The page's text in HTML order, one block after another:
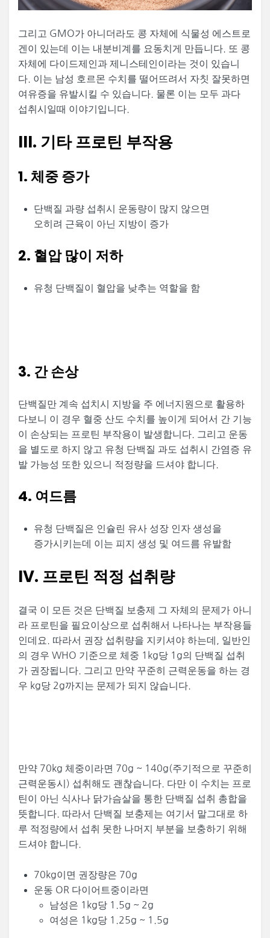
그리고 GMO가 아니더라도 콩 자체에 식물성 에스트로
겐이 있는데 이는 내분비계를 요동치게 만듭니다. 또 콩
자체에 다이드제인과 제니스테인이라는 것이 있습니
다. 이는 남성 호르몬 수치를 떨어뜨려서 자칫 잘못하면
여유증을 유발시킬 수 있습니다. 물론 이는 모두 과다
섭취시일때 이야기입니다.
III. 기타 프로틴 부작용
1. 체중 증가
단백질 과량 섭취시 운동량이 많지 않으면
오히려 근육이 아닌 지방이 증가
2. 혈압 많이 저하
유청 단백질이 혈압을 낮추는 역할을 함
3. 간 손상
단백질만 계속 섭치시 지방을 주 에너지원으로 활용하
다보니 이 경우 혈중 산도 수치를 높이게 되어서 간 기능
이 손상되는 프로틴 부작용이 발생합니다. 그리고 운동
을 별도로 하지 않고 유청 단백질 과도 섭취시 간염증 유
발 가능성 또한 있으니 적정량을 드셔야 합니다.
4. 여드름
유청 단백질은 인슐린 유사 성장 인자 생성을
증가시키는데 이는 피지 생성 및 여드름 유발함
IV. 프로틴 적정 섭취량
결국 이 모든 것은 단백질 보충제 그 자체의 문제가 아니
라 프로틴을 필요이상으로 섭취해서 나타나는 부작용들
인데요. 따라서 권장 섭취량을 지키셔야 하는데, 일반인
의 경우 WHO 기준으로 체중 1kg당 1g의 단백질 섭취
가 권장됩니다. 그리고 만약 꾸준히 근력운동을 하는 경
우 kg당 2g까지는 문제가 되지 않습니다.
만약 70kg 체중이라면 70g ~ 140g(주기적으로 꾸준히
근력운동시) 섭취해도 괜찮습니다. 다만 이 수치는 프로
틴이 아닌 식사나 닭가슴살을 통한 단백질 섭취 총합을
뜻합니다. 따라서 단백질 보충제는 여기서 말그대로 하
루 적정량에서 섭취 못한 나머지 부분을 보충하기 위해
드셔야 합니다.
70kg이면 권장량은 70g
운동 OR 다이어트중이라면
남성은 1kg당 1.5g ~ 2g
여성은 1kg당 1.25g ~ 1.5g